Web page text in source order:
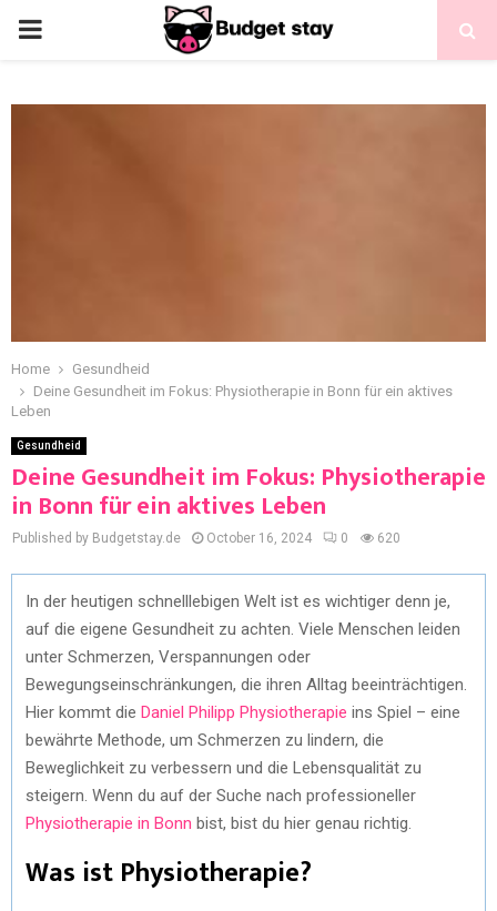
Home
Gesundheid
Deine Gesundheit im Fokus: Physiotherapie in Bonn für ein aktives
Leben
Gesundheid
Deine Gesundheit im Fokus: Physiotherapie
in Bonn für ein aktives Leben
Published by Budgetstay.de October 16, 2024 0 620
In der heutigen schnelllebigen Welt ist es wichtiger denn je,
auf die eigene Gesundheit zu achten. Viele Menschen leiden
unter Schmerzen, Verspannungen oder
Bewegungseinschränkungen, die ihren Alltag beeinträchtigen.
Hier kommt die Daniel Philipp Physiotherapie ins Spiel – eine
bewährte Methode, um Schmerzen zu lindern, die
Beweglichkeit zu verbessern und die Lebensqualität zu
steigern. Wenn du auf der Suche nach professioneller
Physiotherapie in Bonn bist, bist du hier genau richtig.
Was ist Physiotherapie?